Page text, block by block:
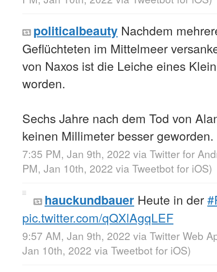
politicalbeauty Nachdem
Geflüchteten im Mittelmeer
von Naxos ist die Leiche eines
worden.
Sechs Jahre nach dem Tod von
keinen Millimeter besser
7:35 PM, Jan 9th, 2022 via Twitter for
PM, Jan 10th, 2022 via Tweetbot for iΟS)
hauckundbauer Heute in der
pic.twitter.com/qQXlAgqLEF
9:57 AM, Jan 9th, 2022 via Twitter Web
Jan 10th, 2022 via Tweetbot for iΟS)